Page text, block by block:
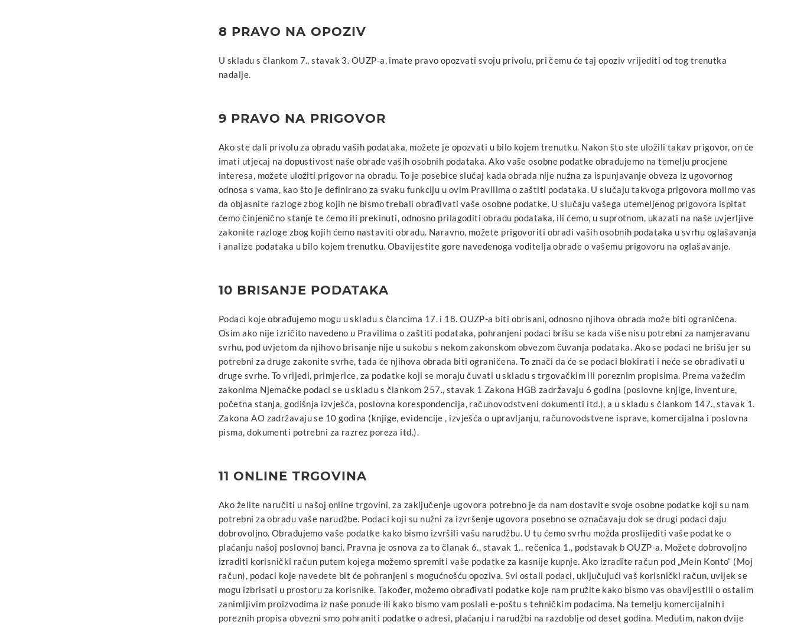
8 PRAVO NA OPOZIV
U skladu s člankom 7., stavak 3. OUZP-a, imate pravo opozvati svoju privolu, pri čemu će taj opoziv vrijediti od tog trenutka
nadalje.
9 PRAVO NA PRIGOVOR
Ako ste dali privolu za obradu vaših podataka, možete je opozvati u bilo kojem trenutku. Nakon što ste uložili takav prigovor, on će
imati utjecaj na dopustivost naše obrade vaših osobnih podataka. Ako vaše osobne podatke obrađujemo na temelju procjene
interesa, možete uložiti prigovor na obradu. To je posebice slučaj kada obrada nije nužna za ispunjavanje obveza iz ugovornog
odnosa s vama, kao što je definirano za svaku funkciju u ovim Pravilima o zaštiti podataka. U slučaju takvoga prigovora molimo vas
da objasnite razloge zbog kojih ne bismo trebali obrađivati vaše osobne podatke. U slučaju vašega utemeljenog prigovora ispitat
ćemo činjenično stanje te ćemo ili prekinuti, odnosno prilagoditi obradu podataka, ili ćemo, u suprotnom, ukazati na naše uvjerljive
zakonite razloge zbog kojih ćemo nastaviti obradu. Naravno, možete prigovoriti obradi vaših osobnih podataka u svrhu oglašavanja
i analize podataka u bilo kojem trenutku. Obavijestite gore navedenoga voditelja obrade o vašemu prigovoru na oglašavanje.
10 BRISANJE PODATAKA
Podaci koje obrađujemo mogu u skladu s člancima 17. i 18. OUZP-a biti obrisani, odnosno njihova obrada može biti ograničena.
Osim ako nije izričito navedeno u Pravilima o zaštiti podataka, pohranjeni podaci brišu se kada više nisu potrebni za namjeravanu
svrhu, pod uvjetom da njihovo brisanje nije u sukobu s nekom zakonskom obvezom čuvanja podataka. Ako se podaci ne brišu jer su
potrebni za druge zakonite svrhe, tada će njihova obrada biti ograničena. To znači da će se podaci blokirati i neće se obrađivati u
druge svrhe. To vrijedi, primjerice, za podatke koji se moraju čuvati u skladu s trgovačkim ili poreznim propisima. Prema važećim
zakonima Njemačke podaci se u skladu s člankom 257., stavak 1 Zakona HGB zadržavaju 6 godina (poslovne knjige, inventure,
početna stanja, godišnja izvješća, poslovna korespondencija, računovodstveni dokumenti itd.), a u skladu s člankom 147., stavak 1.
Zakona AO zadržavaju se 10 godina (knjige, evidencije , izvješća o upravljanju, računovodstvene isprave, komercijalna i poslovna
pisma, dokumenti potrebni za razrez poreza itd.).
11 ONLINE TRGOVINA
Ako želite naručiti u našoj online trgovini, za zaključenje ugovora potrebno je da nam dostavite svoje osobne podatke koji su nam
potrebni za obradu vaše narudžbe. Podaci koji su nužni za izvršenje ugovora posebno se označavaju dok se drugi podaci daju
dobrovoljno. Obrađujemo vaše podatke kako bismo izvršili vašu narudžbu. U tu ćemo svrhu možda proslijediti vaše podatke o
plaćanju našoj poslovnoj banci. Pravna je osnova za to članak 6., stavak 1., rečenica 1., podstavak b OUZP-a. Možete dobrovoljno
izraditi korisnički račun putem kojega možemo spremiti vaše podatke za kasnije kupnje. Ako izradite račun pod „Mein Konto“ (Moj
račun), podaci koje navedete bit će pohranjeni s mogućnošću opoziva. Svi ostali podaci, uključujući vaš korisnički račun, uvijek se
mogu izbrisati u prostoru za korisnike. Također, možemo obrađivati podatke koje nam pružite kako bismo vas obavijestili o ostalim
zanimljivim proizvodima iz naše ponude ili kako bismo vam poslali e-poštu s tehničkim podacima. Na temelju komercijalnih i
poreznih propisa obvezni smo pohraniti podatke o adresi, plaćanju i narudžbi na razdoblje od deset godina. Međutim, nakon dvije